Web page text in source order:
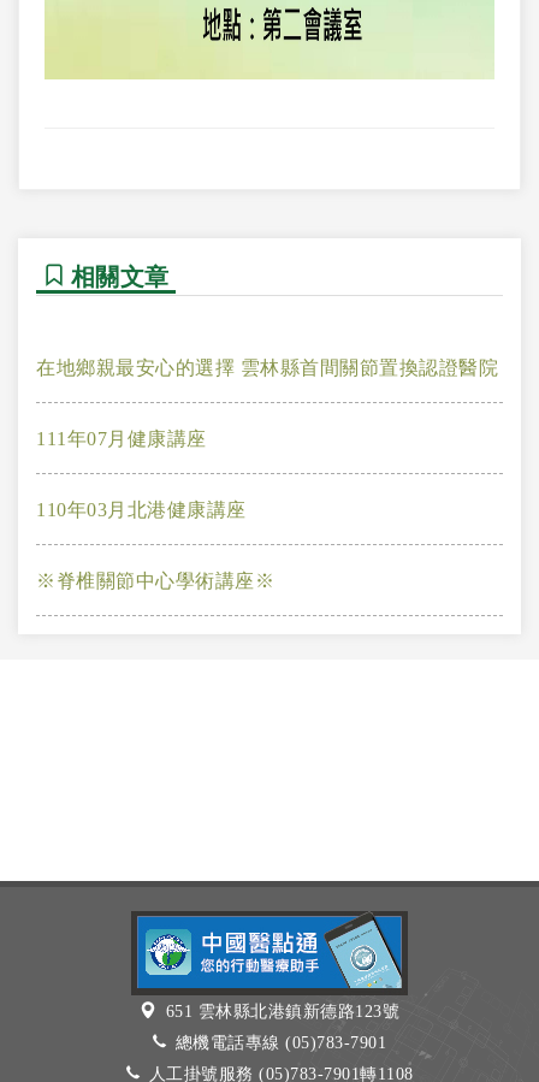
相關文章
在地鄉親最安心的選擇 雲林縣首間關節置換認證醫院
111年07月健康講座
110年03月北港健康講座
※脊椎關節中心學術講座※
651 雲林縣北港鎮新德路123號
總機電話專線 (05)783-7901
人工掛號服務 (05)783-7901轉1108